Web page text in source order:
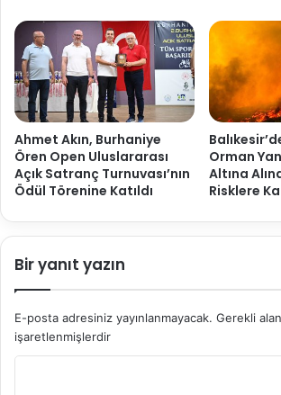
Ahmet Akın, Burhaniye
Ören Open Uluslararası
Açık Satranç Turnuvası’nın
Ödül Törenine Katıldı
Orman
Altına
Risklere
Bir yanıt yazın
E-posta adresiniz yayınlanmayacak. Gerekli
işaretlenmişlerdir